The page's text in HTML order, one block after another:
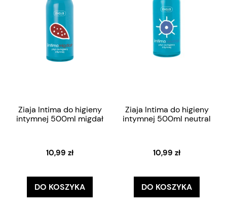
Ziaja Intima do higieny
intymnej 500ml migdał
10,99 zł
DO KOSZYKA
Ziaja Intima do higieny
intymnej 500ml neutral
10,99 zł
DO KOSZYKA